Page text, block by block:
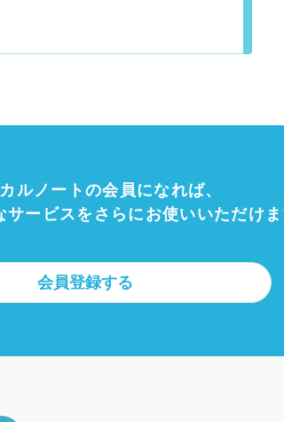
ルノートの会員になれば、
サービスをさらにお使いいただけ
会員登録する